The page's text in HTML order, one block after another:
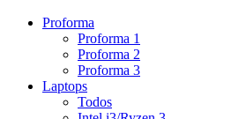
Proforma
Proforma 1
Proforma 2
Proforma 3
Laptops
Todos